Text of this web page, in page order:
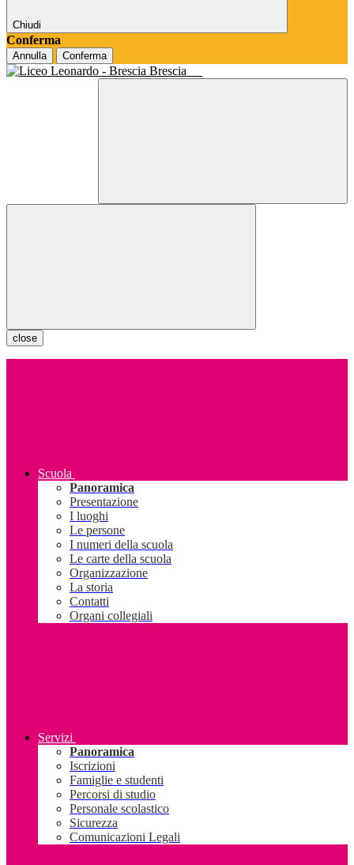
Chiudi
Conferma
Annulla Conferma
Brescia
close
Scuola
Panoramica
Presentazione
I luoghi
Le persone
I numeri della scuola
Le carte della scuola
Organizzazione
La storia
Contatti
Organi collegiali
Servizi
Panoramica
Iscrizioni
Famiglie e studenti
Percorsi di studio
Personale scolastico
Sicurezza
Comunicazioni Legali